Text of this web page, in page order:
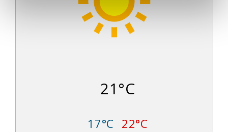
21°C
17°C 22°C